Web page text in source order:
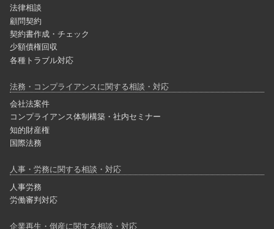
法律相談
顧問契約
契約書作成・チェック
少額債権回収
各種トラブル対応
法務・コンプライアンスに関する相談・対応
会社法案件
コンプライアンス体制構築・社内セミナー
知的財産権
国際法務
人事・労務に関する相談・対応
人事労務
労働審判対応
企業再生・倒産に関する相談・対応